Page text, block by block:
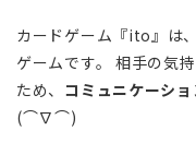
カードゲーム『ito』は
ゲームです。 相手の気
ため、 コミュニケーシ
(⌒∇⌒)